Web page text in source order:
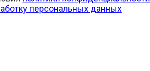
персональных данных